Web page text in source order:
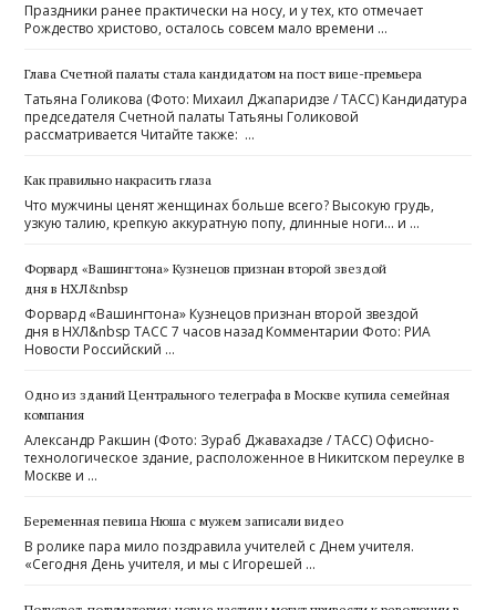
Праздники ранее практически на носу, и у тех, кто отмечает
Рождество христово, осталось совсем мало времени …
Глава Счетной палаты стала кандидатом на пост вице-премьера
Татьяна Голикова (Фото: Михаил Джапаридзе / ТАСС) Кандидатура
председателя Счетной палаты Татьяны Голиковой
рассматривается Читайте также: …
Как правильно накрасить глаза
Что мужчины ценят женщинах больше всего? Высокую грудь,
узкую талию, крепкую аккуратную попу, длинные ноги… и …
Форвард «Вашингтона» Кузнецов признан второй звездой
дня в НХЛ&nbsp
Форвард «Вашингтона» Кузнецов признан второй звездой
дня в НХЛ&nbsp ТАСС 7 часов назад Комментарии Фото: РИА
Новости Российский …
Одно из зданий Центрального телеграфа в Москве купила семейная
компания
Александр Ракшин (Фото: Зураб Джавахадзе / ТАСС) Офисно-
технологическое здание, расположенное в Никитском переулке в
Москве и …
Беременная певица Нюша с мужем записали видео
В ролике пара мило поздравила учителей с Днем учителя.
«Сегодня День учителя, и мы с Игорешей …